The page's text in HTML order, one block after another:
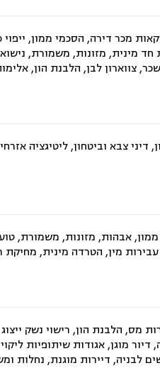
מכר דירה, הסכמי ממון, ייפוי
מינית, מזונות, משמורת,
צווארון לבן, הלבנת הון,
צבא וביטחון, ליטיגציה
אבהות, מזונות, משמורת, טוען
מין, הטרדה מינית,
מס, הלבנת הון, רישוי נשק
מוגן, אגודות שיתופיות
לבניה, דיירות מוגנת, נחלות